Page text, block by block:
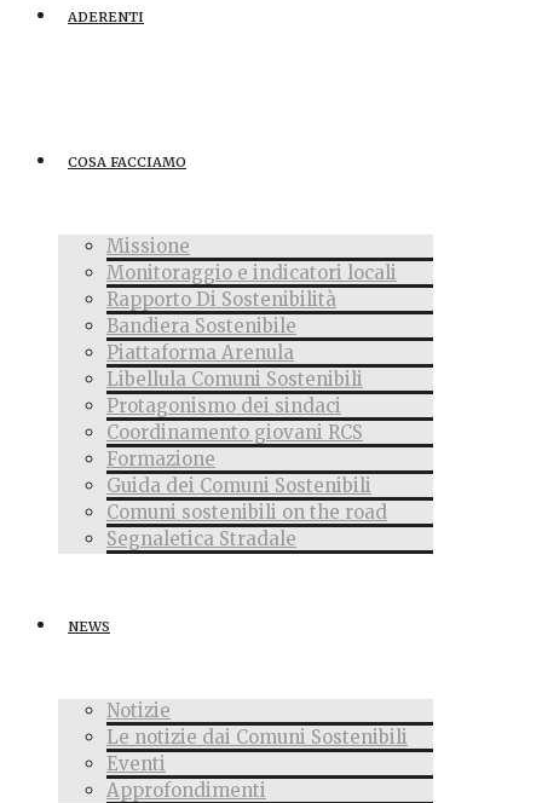
ADERENTI
COSA FACCIAMO
Missione
Monitoraggio e indicatori locali
Rapporto Di Sostenibilità
Bandiera Sostenibile
Piattaforma Arenula
Libellula Comuni Sostenibili
Protagonismo dei sindaci
Coordinamento giovani RCS
Formazione
Guida dei Comuni Sostenibili
Comuni sostenibili on the road
Segnaletica Stradale
NEWS
Notizie
Le notizie dai Comuni Sostenibili
Eventi
Approfondimenti